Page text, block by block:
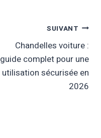
SUIVANT
Chandelles voiture :
guide complet pour une
utilisation sécurisée en
2026